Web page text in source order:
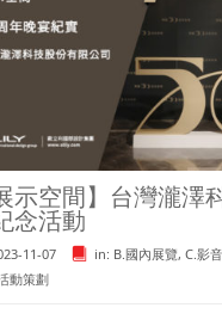
示空間】台灣瀧澤
念活動
11-07 in: B.國內展覽, C.影
動策劃